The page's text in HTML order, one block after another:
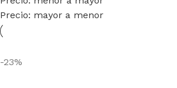
Precio: mayor a menor
-23%